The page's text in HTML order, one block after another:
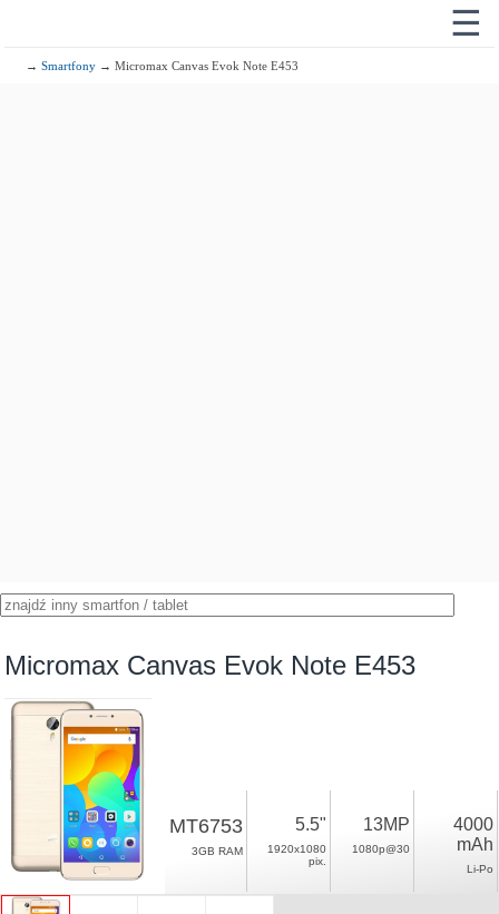
☰
→Smartfony → Micromax Canvas Evok Note E453
Micromax Canvas Evok Note E453
MT6753
3GB RAM
5.5"
1920x1080
pix.
13MP
1080p@30
4000
mAh
Li-Po